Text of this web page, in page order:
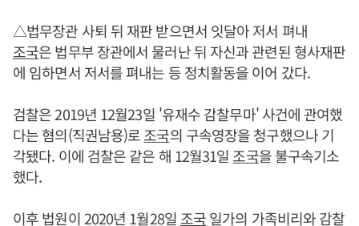
△법무장관 사퇴 뒤 재판 받으면서 잇달아 저서 펴내
조국은 법무부 장관에서 물러난 뒤 자신과 관련된 형사재판
에 임하면서 저서를 펴내는 등 정치활동을 이어 갔다.
검찰은 2019년 12월23일 '유재수 감찰무마' 사건에 관여했
다는 혐의(직권남용)로조국의 구속영장을 청구했으나 기
각됐다. 이에 검찰은 같은 해 12월31일 조국을 불구속기소
했다.
이후 법원이 2020년 1월28일 조국일가의 가족비리와 감찰